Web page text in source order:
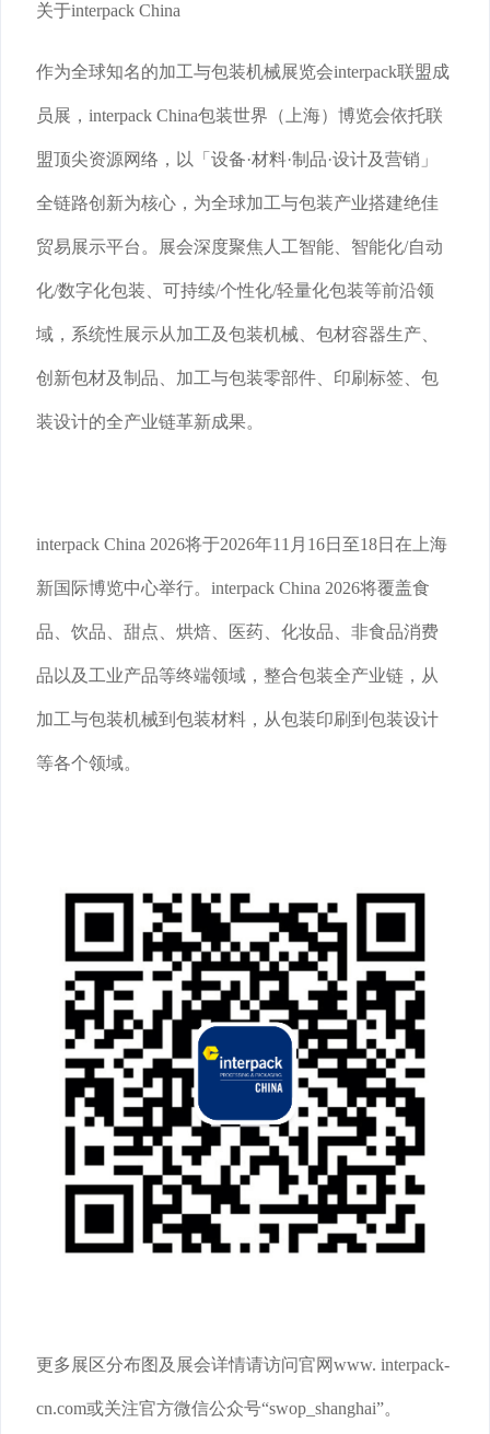
关于interpack China
作为全球知名的加工与包装机械展览会interpack联盟成
员展，interpack China包装世界（上海）博览会依托联
盟顶尖资源网络，以「设备·材料·制品·设计及营销」
全链路创新为核心，为全球加工与包装产业搭建绝佳
贸易展示平台。展会深度聚焦人工智能、智能化/自动
化/数字化包装、可持续/个性化/轻量化包装等前沿领
域，系统性展示从加工及包装机械、包材容器生产、
创新包材及制品、加工与包装零部件、印刷标签、包
装设计的全产业链革新成果。
interpack China 2026将于2026年11月16日至18日在上海
新国际博览中心举行。interpack China 2026将覆盖食
品、饮品、甜点、烘焙、医药、化妆品、非食品消费
品以及工业产品等终端领域，整合包装全产业链，从
加工与包装机械到包装材料，从包装印刷到包装设计
等各个领域。
更多展区分布图及展会详情请访问官网www. interpack-
cn.com或关注官方微信公众号“swop_shanghai”。